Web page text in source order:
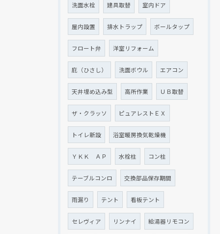
洗面水栓 建具取替 室内ドア
屋内設置 排水トラップ ボールタップ
フロート弁 洋室リフォーム
庇（ひさし） 洗面ボウル エアコン
天井埋め込み型 高所作業 ＵＢ取替
ザ・クラッソ ピュアレストＥＸ
トイレ新設 浴室暖房換気乾燥機
ＹＫＫ ＡＰ 水栓柱 コン柱
テーブルコンロ 交換部品保存期間
雨漏り テント 看板テント
セレヴィア リンナイ 給湯器リモコン